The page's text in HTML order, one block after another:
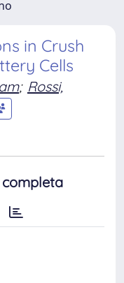
in Crush
Cells
; Rossi,
completa